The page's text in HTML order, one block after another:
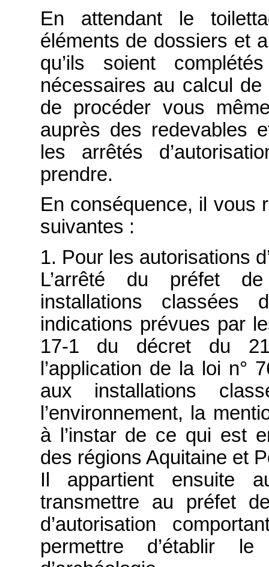
En attendant le
éléments de dossiers et
qu’ils soient
nécessaires au calcul
de procéder vous
auprès des redevables
les arrêtés
prendre.
En conséquence, il vous
suivantes :
1. Pour les autorisations
L’arrêté du préfet
installations
indications prévues par
17-1 du décret du
l’application de la loi n°
aux installations
l’environnement, la
à l’instar de ce qui est
des régions Aquitaine et
Il appartient ensuite
transmettre au préfet
d’autorisation
permettre d’établir